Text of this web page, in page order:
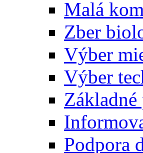
Malá
Zber
Výber
Výber
Podpora